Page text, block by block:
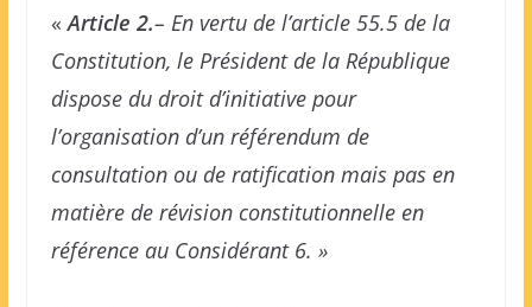
«Article 2.– En vertu de l’article 55.5 de la
Constitution, le Président de la République
dispose du droit d’initiative pour
l’organisation d’un référendum de
consultation ou de ratification mais pas en
matière de révision constitutionnelle en
référence au Considérant 6. »